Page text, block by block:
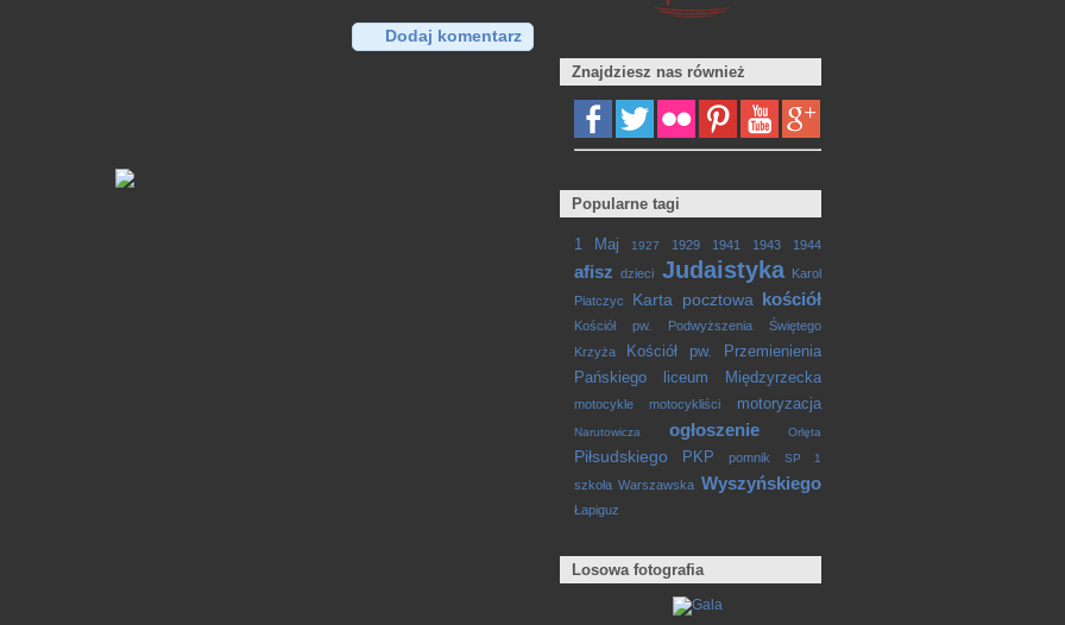
Dodaj komentarz
Znajdziesz nas również
Popularne tagi
1 Maj 1927 1929 1941 1943 1944
afisz dzieci Judaistyka
Karol
Piatczyc
Karta pocztowa kościół
Kościół pw. Podwyższenia Świętego
Krzyża
Kościół pw. Przemienienia
Pańskiego
liceum Międzyrzecka
motocykle motocykliści motoryzacja
Narutowicza ogłoszenie Orlęta
Piłsudskiego PKP pomnik SP 1
szkoła Warszawska Wyszyńskiego
Łapiguz
Losowa fotografia